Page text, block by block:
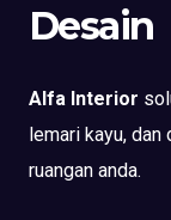
Desain
Alfa Interior
lemari kayu,
ruangan anda.